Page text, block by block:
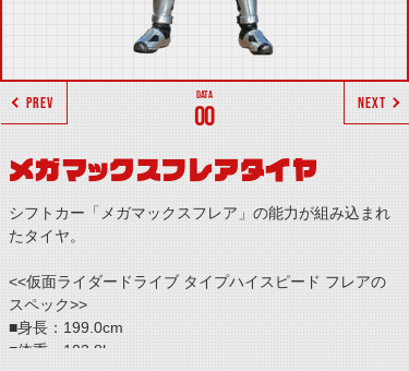
00
PREV NEXT
メガマックスフレアタイヤ
シフトカー「メガマックスフレア」の能力が組み込まれ
たタイヤ。
<<仮面ライダードライブ タイプハイスピード フレアの
スペック>>
■身長：199.0cm
■体重：103.8kg